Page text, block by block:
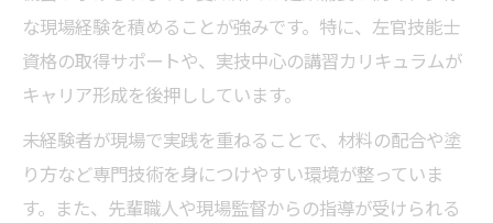
な現場経験を積めることが強みです。特に、左官技能士
資格の取得サポートや、実技中心の講習カリキュラムが
キャリア形成を後押ししています。
未経験者が現場で実践を重ねることで、材料の配合や塗
り方など専門技術を身につけやすい環境が整っていま
す。また、先輩職人や現場監督からの指導が受けられる